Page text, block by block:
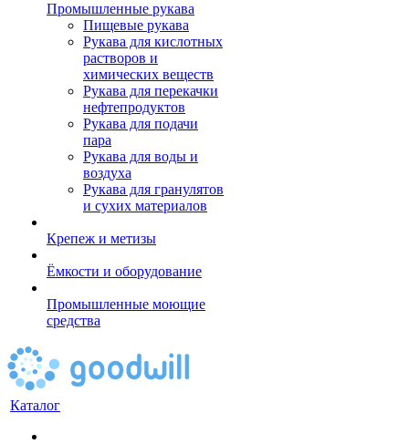
Промышленные рукава
Пищевые рукава
Рукава для кислотных
растворов и
химических веществ
Рукава для перекачки
нефтепродуктов
Рукава для подачи
пара
Рукава для воды и
воздуха
Рукава для гранулятов
и сухих материалов
Крепеж и метизы
Ёмкости и оборудование
Промышленные моющие
средства
Каталог